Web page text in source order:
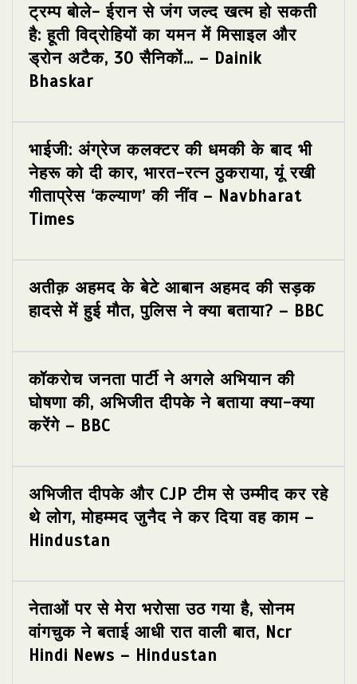
ट्रम्प बोले- ईरान से जंग जल्द खत्म हो सकती
है: हूती विद्रोहियों का यमन में मिसाइल और
ड्रोन अटैक, 30 सैनिकों… – Dainik
Bhaskar
भाईजी: अंग्रेज कलक्टर की धमकी के बाद भी
नेहरू को दी कार, भारत-रत्न ठुकराया, यूं रखी
गीताप्रेस ‘कल्याण’ की नींव – Navbharat
Times
अतीक़ अहमद के बेटे आबान अहमद की सड़क
हादसे में हुई मौत, पुलिस ने क्या बताया? – BBC
कॉकरोच जनता पार्टी ने अगले अभियान की
घोषणा की, अभिजीत दीपके ने बताया क्या-क्या
करेंगे – BBC
अभिजीत दीपके और CJP टीम से उम्मीद कर रहे
थे लोग, मोहम्मद जुनैद ने कर दिया वह काम –
Hindustan
नेताओं पर से मेरा भरोसा उठ गया है, सोनम
वांगचुक ने बताई आधी रात वाली बात, Ncr
Hindi News – Hindustan